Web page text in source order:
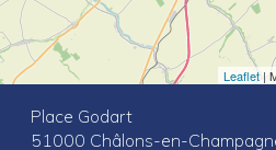
Leaflet |
Place Godart
51000 Châlons-en-